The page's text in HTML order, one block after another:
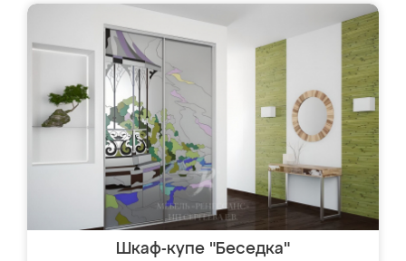
Шкаф-купе "Беседка"